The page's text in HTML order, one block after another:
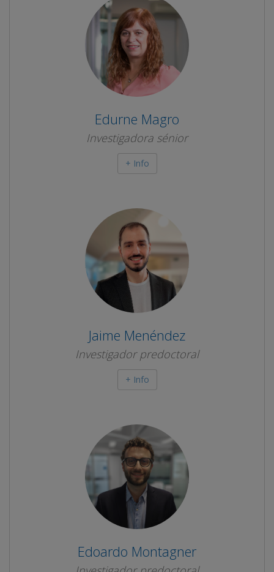
Edurne Magro
Investigadora sénior
+ Info
Jaime Menéndez
Investigador predoctoral
+ Info
Edoardo Montagner